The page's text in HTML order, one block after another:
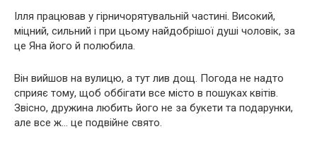
Ілля працював у гірничорятувальній частині. Високий,
міцний, сильний і при цьому найдобрішої душі чоловік, за
це Яна його й полюбила.
Він вийшов на вулицю, а тут лив дощ. Погода не надто
сприяє тому, щоб оббігати все місто в пошуках квітів.
Звісно, дружина любить його не за букети та подарунки,
але все ж… це подвійне свято.